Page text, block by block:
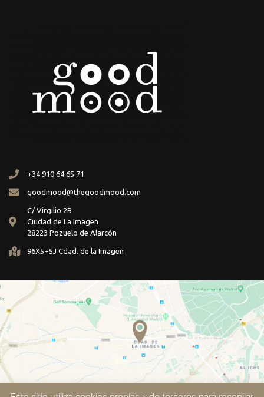
+34 910 64 65 71
goodmood@thegoodmood.com
C/ Virgilio 2B
Ciudad de La Imagen
28223 Pozuelo de Alarcón
96X5+5J Cdad. de la Imagen